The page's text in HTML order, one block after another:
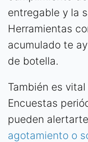
entregable y la
Herramientas
acumulado te
de botella.
También es
Encuestas
pueden
agotamiento o